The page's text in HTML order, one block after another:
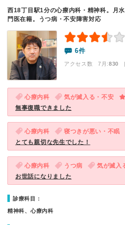
西18丁目駅1分の心療内科・精神科。月
門医在籍。うつ病・不安障害対応
6件
アクセス数 7月:830 |
心療内科 気が滅入る・不安
無事復職できました
心療内科 寝つきが悪い・不眠
とても親切な先生でした！
心療内科 うつ病 気が滅入
お世話になりました
診療科目：
精神科、心療内科